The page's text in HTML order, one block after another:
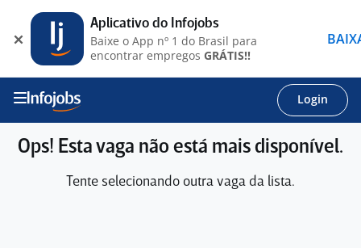
Login
Ops! Esta vaga não está mais disponível.
Tente selecionando outra vaga da lista.
Aplicativo do Infojobs
Baixe o App nº 1 do Brasil para
encontrar empregos GRÁTIS!!